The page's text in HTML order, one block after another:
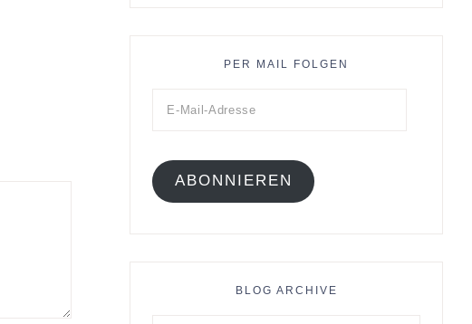
PER MAIL FOLGEN
ABONNIEREN
BLOG ARCHIVE